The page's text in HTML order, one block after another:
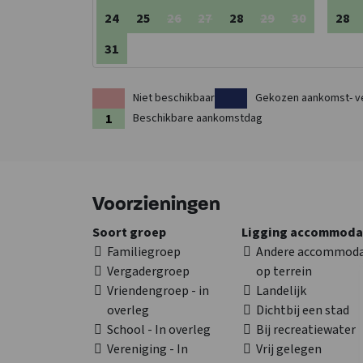
dagje de grens over. Enschede centrum ligt op
heerlijk kunt eten of gewoon lekker rondwandelen en
24
25 26 27 28 29
30
31
28
Niet beschikbaar Gekozen aankomst-
Beschikbare aankomstdag
Voorzieningen
Ligging
Andere
op terrein
Landelijk
Dichtbij een stad
Bij recreatiewater
Vrij gelegen
Soort groep
Familiegroep
Vergadergroep
Vriendengroep - in
overleg
School - In overleg
Vereniging - In